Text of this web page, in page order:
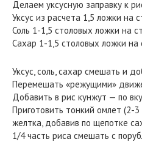
Делаем уксусную заправку к
Уксус из расчета 1,5 ложки на
Соль 1-1,5 столовых ложки на
Сахар 1-1,5 столовых ложки на
Уксус, соль, сахар смешать и
Перемешать «режущими»
Добавить в рис кунжут — по
Приготовить тонкий омлет (2-
желтка, добавив по щепотке
1/4 часть риса смешать с